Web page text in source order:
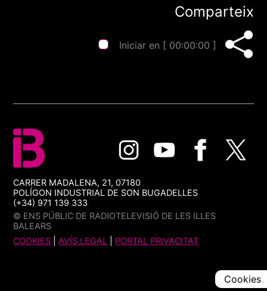
Comparteix
Iniciar en [ 00:00:00 ]
CARRER MADALENA, 21, 07180
POLÍGON INDUSTRIAL DE SON BUGADELLES
(+34) 971 139 333
© ENS PÚBLIC DE RADIOTELEVISIÓ DE LES ILLES
BALEARS
COOKIES |AVÍS LEGAL PORTAL PRIVACITAT
Cookies